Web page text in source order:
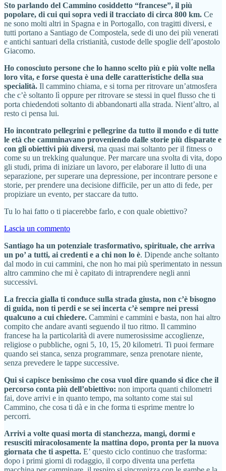
Sto parlando del Cammino cosiddetto “francese”, il più
popolare, di cui qui sopra vedi il tracciato di circa 800 km. Ce
ne sono molti altri in Spagna e in Portogallo, con tragitti diversi, e
tutti portano a Santiago de Compostela, sede di uno dei più venerati
e antichi santuari della cristianità, custode delle spoglie dell’apostolo
Giacomo.
Ho conosciuto persone che lo hanno scelto più e più volte nella
loro vita, e forse questa è una delle caratteristiche della sua
specialità. Il cammino chiama, e si torna per ritrovare un’atmosfera
che c’è soltanto lì oppure per ritrovare se stessi in quel flusso che ti
porta chiedendoti soltanto di abbandonarti alla strada. Nient’altro, al
resto ci pensa lui.
Ho incontrato pellegrini e pellegrine da tutto il mondo e di tutte
le età che camminavano proveniendo dalle storie più disparate e
con gli obiettivi più diversi, ma quasi mai soltanto per il fitness o
come su un trekking qualunque. Per marcare una svolta di vita, dopo
gli studi, prima di iniziare un lavoro, per elaborare il lutto di una
separazione, per superare una depressione, per incontrare persone e
storie, per prendere una decisione difficile, per un atto di fede, per
propiziare un evento, per staccare da tutto.
Tu lo hai fatto o ti piacerebbe farlo, e con quale obiettivo?
Lascia un commento
Santiago ha un potenziale trasformativo, spirituale, che arriva
un po’ a tutti, ai credenti e a chi non lo è. Dipende anche soltanto
dal modo in cui cammini, che non ho mai più sperimentato in nessun
altro cammino che mi è capitato di intraprendere negli anni
successivi.
La freccia gialla ti conduce sulla strada giusta, non c’è bisogno
di guida, non ti perdi e se sei incerta c’è sempre nei pressi
qualcuno a cui chiedere. Cammini e cammini e basta, non hai altro
compito che andare avanti seguendo il tuo ritmo. Il cammino
francese ha la particolarità di avere numerosissime accoglienze,
religiose o pubbliche, ogni 5, 10, 15, 20 kilometri. Ti puoi fermare
quando sei stanca, senza programmare, senza prenotare niente,
senza prevedere le tappe successive.
Qui si capisce benissimo che cosa vuol dire quando si dice che il
percorso conta più dell’obiettivo: non importa quanti chilometri
fai, dove arrivi e in quanto tempo, ma soltanto come stai sul
Cammino, che cosa ti dà e in che forma ti esprime mentre lo
percorri.
Arrivi a volte quasi morta di stanchezza, mangi, dormi e
resusciti miracolosamente la mattina dopo, pronta per la nuova
giornata che ti aspetta. E’ questo ciclo continuo che trasforma:
dopo i primi giorni di rodaggio, il corpo diventa una perfetta